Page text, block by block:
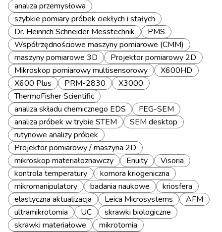
analiza przemysłowa
szybkie pomiary próbek ciekłych i stałych
Dr. Heinrich Schneider Messtechnik
PMS
Współrzędnościowe maszyny pomiarowe (CMM)
maszyny pomiarowe 3D
Projektor pomiarowy 2D
Mikroskop pomiarowy multisensorowy
X600HD
X600 Plus
PRM-2830
X3000
ThermoFisher Scientific
analiza składu chemicznego EDS
FEG-SEM
analiza próbek w trybie STEM
SEM desktop
rutynowe analizy próbek
Projektor pomiarowy / maszyna 2D
mikroskop materiałoznawczy
Enuity
Visoria
kontrola temperatury
komora kriogeniczna
mikromanipulatory
badania naukowe
kriosfera
elastyczna aktualizacja
Leica Microsystems
AFM
ultramikrotomia
UC
skrawki biologiczne
skrawki materiałowe
mikrotomia